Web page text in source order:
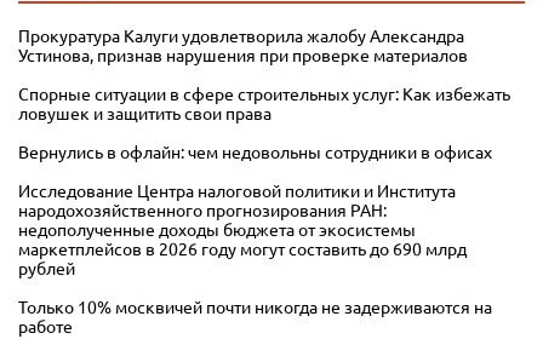
Прокуратура Калуги удовлетворила жалобу Александра
Устинова, признав нарушения при проверке материалов
Спорные ситуации в сфере строительных услуг: Как избежать
ловушек и защитить свои права
Вернулись в офлайн: чем недовольны сотрудники в офисах
Исследование Центра налоговой политики и Института
народохозяйственного прогнозирования РАН:
недополученные доходы бюджета от экосистемы
маркетплейсов в 2026 году могут составить до 690 млрд
рублей
Только 10% москвичей почти никогда не задерживаются на
работе